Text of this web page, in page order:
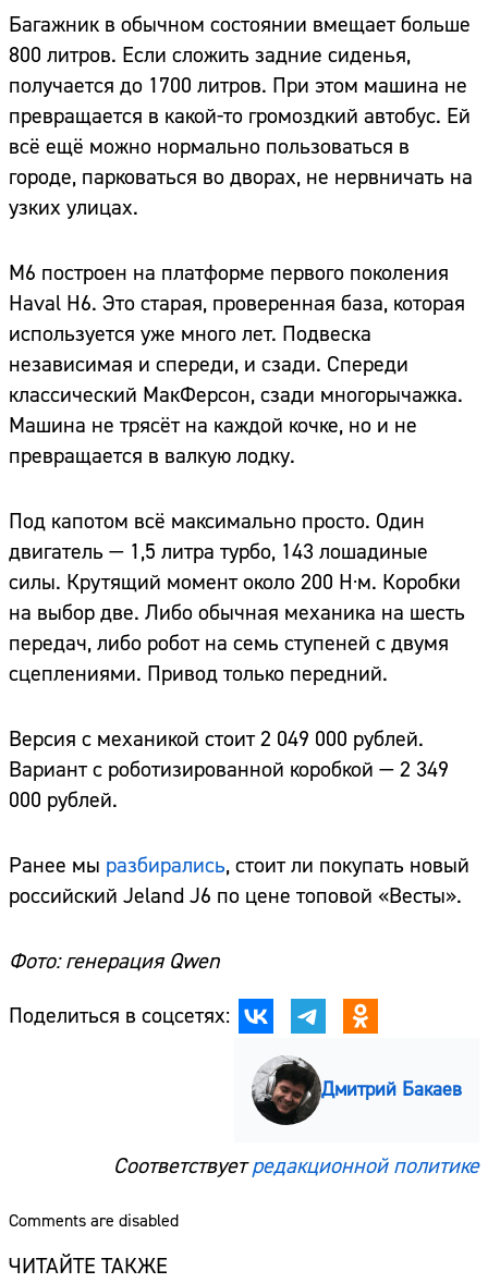
Багажник в обычном состоянии вмещает больше
800 литров. Если сложить задние сиденья,
получается до 1700 литров. При этом машина не
превращается в какой-то громоздкий автобус. Ей
всё ещё можно нормально пользоваться в
городе, парковаться во дворах, не нервничать на
узких улицах.
M6 построен на платформе первого поколения
Haval H6. Это старая, проверенная база, которая
используется уже много лет. Подвеска
независимая и спереди, и сзади. Спереди
классический МакФерсон, сзади многорычажка.
Машина не трясёт на каждой кочке, но и не
превращается в валкую лодку.
Под капотом всё максимально просто. Один
двигатель — 1,5 литра турбо, 143 лошадиные
силы. Крутящий момент около 200 Н·м. Коробки
на выбор две. Либо обычная механика на шесть
передач, либо робот на семь ступеней с двумя
сцеплениями. Привод только передний.
Версия с механикой стоит 2 049 000 рублей.
Вариант с роботизированной коробкой — 2 349
000 рублей.
Ранее мы разбирались, стоит ли покупать новый
российский Jeland J6 по цене топовой «Весты».
Фото: генерация Qwen
Поделиться в соцсетях:
Дмитрий Бакаев
Соответствуетредакционной политике
Comments are disabled
ЧИТАЙТЕ ТАКЖЕ